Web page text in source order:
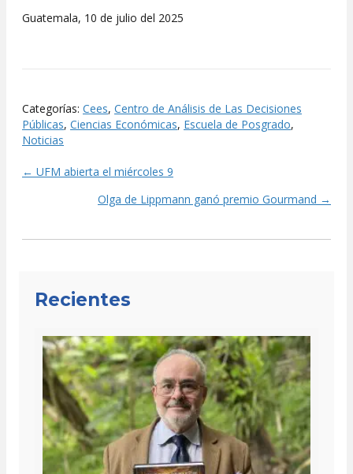
Guatemala, 10 de julio del 2025
Categorías: Cees, Centro de Análisis de Las Decisiones
Públicas, Ciencias Económicas, Escuela de Posgrado,
Noticias
Posts
navigation
← UFM abierta el miércoles 9
Olga de Lippmann ganó premio Gourmand →
Recientes